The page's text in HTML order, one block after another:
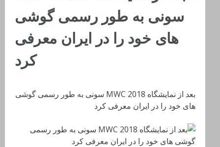
سونی به طور رسمی گوشی
های خود را در ایران معرفی
کرد
بعد از نمایشگاه MWC 2018 سونی به طور رسمی گوشی
های خود را در ایران معرفی کرد